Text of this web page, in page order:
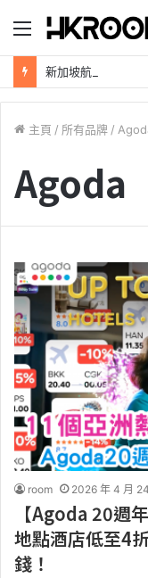
錄
主頁 / 所有品牌 /
Agoda
room 2026 年 4 月
【Agoda 20週
地點酒店低至4
錢！